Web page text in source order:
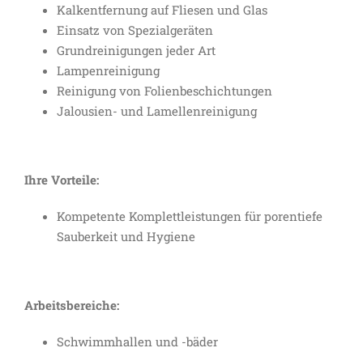
Kalkentfernung auf Fliesen und Glas
Einsatz von Spezialgeräten
Grundreinigungen jeder Art
Lampenreinigung
Reinigung von Folienbeschichtungen
Jalousien- und Lamellenreinigung
Ihre Vorteile:
Kompetente Komplettleistungen für porentiefe
Sauberkeit und Hygiene
Arbeitsbereiche:
Schwimmhallen und -bäder